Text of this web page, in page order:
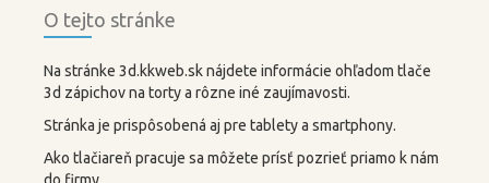
O tejto stránke
Na stránke 3d.kkweb.sk nájdete informácie ohľadom tlače
3d zápichov na torty a rôzne iné zaujímavosti.
Stránka je prispôsobená aj pre tablety a smartphony.
Ako tlačiareň pracuje sa môžete prísť pozrieť priamo k nám